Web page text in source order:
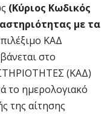
(Κύριος Κωδικός
με τα
ΚΑΔ
στο
(ΚΑΔ)
το ημερολογιακό
της αίτησης